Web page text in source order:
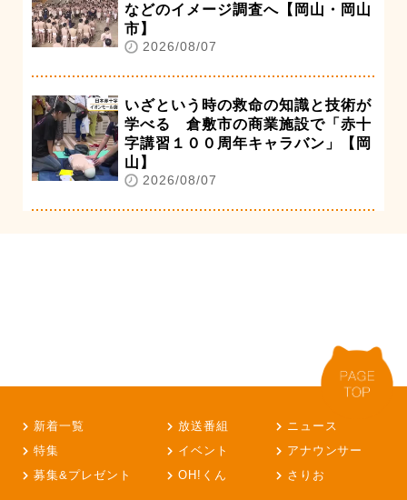
などのイメージ調査へ【岡山・岡山
市】
2026/08/07
いざという時の救命の知識と技術が
学べる 倉敷市の商業施設で「赤十
字講習１００周年キャラバン」【岡
山】
2026/08/07
新着一覧 放送番組
ニュース
特集
イベント
アナウンサー
募集&プレゼント
OH!くん さりお